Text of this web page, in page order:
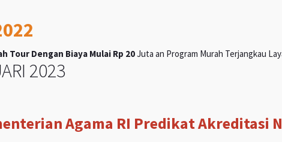
Tour Dengan Biaya Mulai Rp 20Juta an Program Murah Terjangkau
2023
Agama RI Predikat Akreditasi